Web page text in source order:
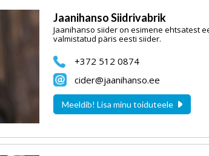
Jaanihanso Siidrivabrik
Jaanihanso siider on esimene ehtsatest
valmistatud päris eesti siider.
+372 512 0874
cider@jaanihanso.ee
Meeldib! Lisa minu toiduteele